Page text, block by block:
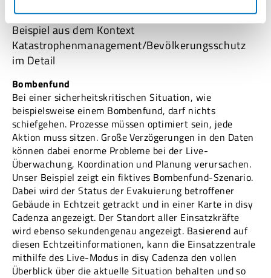
Beispiel aus dem Kontext
Katastrophenmanagement/Bevölkerungsschutz
im Detail
Bombenfund
Bei einer sicherheitskritischen Situation, wie
beispielsweise einem Bombenfund, darf nichts
schiefgehen. Prozesse müssen optimiert sein, jede
Aktion muss sitzen. Große Verzögerungen in den Daten
können dabei enorme Probleme bei der Live-
Überwachung, Koordination und Planung verursachen.
Unser Beispiel zeigt ein fiktives Bombenfund-Szenario.
Dabei wird der Status der Evakuierung betroffener
Gebäude in Echtzeit getrackt und in einer Karte in disy
Cadenza angezeigt. Der Standort aller Einsatzkräfte
wird ebenso sekundengenau angezeigt. Basierend auf
diesen Echtzeitinformationen, kann die Einsatzzentrale
mithilfe des Live-Modus in disy Cadenza den vollen
Überblick über die aktuelle Situation behalten und so